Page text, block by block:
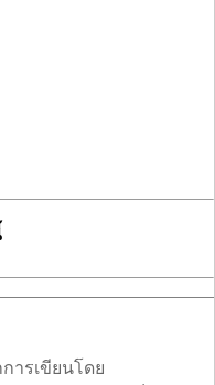
ารเขียนโดย